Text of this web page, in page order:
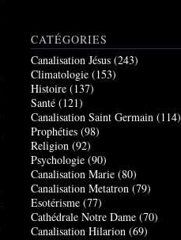
CATÉGORIES
Canalisation Jésus (243)
Climatologie (153)
Histoire (137)
Santé (121)
Canalisation Saint Germain (114)
Prophéties (98)
Religion (92)
Psychologie (90)
Canalisation Marie (80)
Canalisation Metatron (79)
Esotérisme (77)
Cathédrale Notre Dame (70)
Canalisation Hilarion (69)